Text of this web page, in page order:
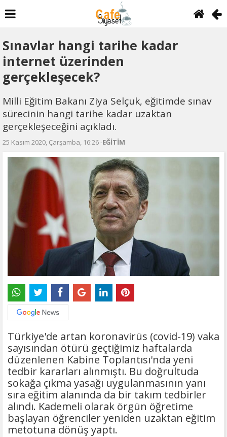
Sınavlar hangi tarihe kadar
internet üzerinden
gerçekleşecek?
Milli Eğitim Bakanı Ziya Selçuk, eğitimde sınav
sürecinin hangi tarihe kadar uzaktan
gerçekleşeceğini açıkladı.
25 Kasım 2020, Çarşamba, 16:26 -EĞİTİM
Türkiye'de artan koronavirüs (covid-19) vaka
sayısından ötürü geçtiğimiz haftalarda
düzenlenen Kabine Toplantısı'nda yeni
tedbir kararları alınmıştı. Bu doğrultuda
sokağa çıkma yasağı uygulanmasının yanı
sıra eğitim alanında da bir takım tedbirler
alındı. Kademeli olarak örgün öğretime
başlayan öğrenciler yeniden uzaktan eğitim
metotuna dönüş yaptı.